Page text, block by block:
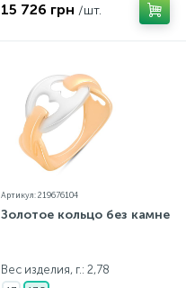
15 726 грн /шт.
Артикул: 219676104
Золотое кольцо без камней
Вес изделия, г.: 2,78